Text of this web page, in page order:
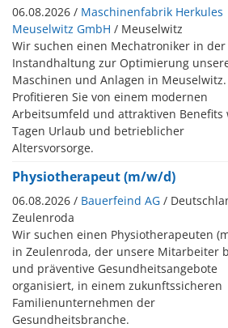
06.08.2026 / Maschinenfabrik Herkules
Meuselwitz GmbH / Meuselwitz
Wir suchen einen Mechatroniker in der
Instandhaltung zur Optimierung
Maschinen und Anlagen in Meuselwitz.
Profitieren Sie von einem modernen
Arbeitsumfeld und attraktiven Benefits
Tagen Urlaub und betrieblicher
Altersvorsorge.
Physiotherapeut (m/w/d)
06.08.2026 / Bauerfeind AG /
Zeulenroda
Wir suchen einen Physiotherapeuten
in Zeulenroda, der unsere Mitarbeiter
und präventive Gesundheitsangebote
organisiert, in einem zukunftssicheren
Familienunternehmen der
Gesundheitsbranche.